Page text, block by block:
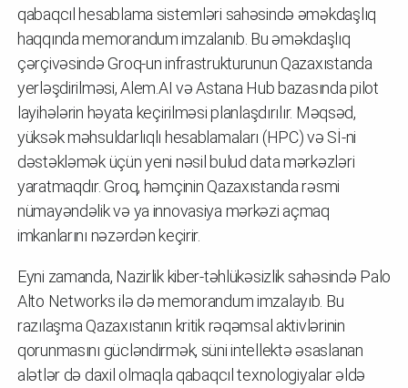
qabaqcıl hesablama sistemləri sahəsində əməkdaşlıq
haqqında memorandum imzalanıb. Bu əməkdaşlıq
çərçivəsində Groq-un infrastrukturunun Qazaxıstanda
yerləşdirilməsi, Alem.AI və Astana Hub bazasında pilot
layihələrin həyata keçirilməsi planlaşdırılır. Məqsəd,
yüksək məhsuldarlıqlı hesablamaları (HPC) və Sİ-ni
dəstəkləmək üçün yeni nəsil bulud data mərkəzləri
yaratmaqdır. Groq, həmçinin Qazaxıstanda rəsmi
nümayəndəlik və ya innovasiya mərkəzi açmaq
imkanlarını nəzərdən keçirir.
Eyni zamanda, Nazirlik kiber-təhlükəsizlik sahəsində Palo
Alto Networks ilə də memorandum imzalayıb. Bu
razılaşma Qazaxıstanın kritik rəqəmsal aktivlərinin
qorunmasını gücləndirmək, süni intellektə əsaslanan
alətlər də daxil olmaqla qabaqcıl texnologiyalar əldə